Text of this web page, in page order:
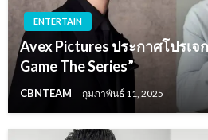
ENTERTAIN
Avex Pictures ประกาศโปรเจ
Game The Series”
CBNTEAM กุมภาพันธ์ 11, 2025